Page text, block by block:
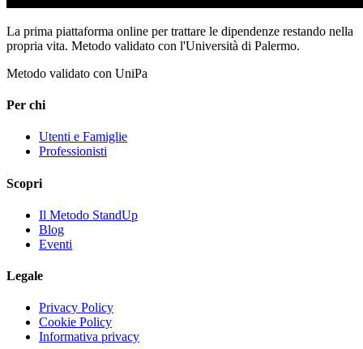
La prima piattaforma online per trattare le dipendenze restando nella
propria vita. Metodo validato con l'Università di Palermo.
Metodo validato con UniPa
Per chi
Utenti e Famiglie
Professionisti
Scopri
Il Metodo StandUp
Blog
Eventi
Legale
Privacy Policy
Cookie Policy
Informativa privacy